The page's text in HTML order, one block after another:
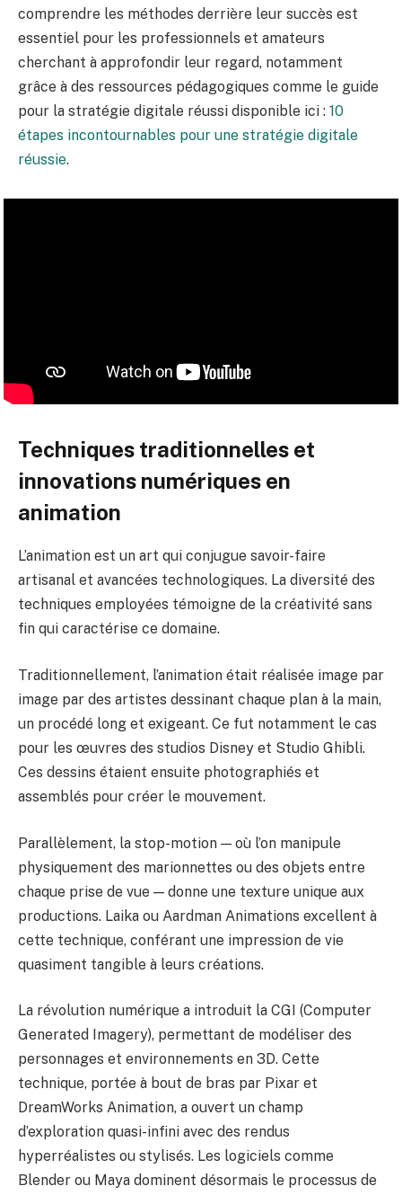
comprendre les méthodes derrière leur succès est
essentiel pour les professionnels et amateurs
cherchant à approfondir leur regard, notamment
grâce à des ressources pédagogiques comme le guide
pour la stratégie digitale réussi disponible ici : 10
étapes incontournables pour une stratégie digitale
réussie.
Techniques traditionnelles et
innovations numériques en
animation
L’animation est un art qui conjugue savoir-faire
artisanal et avancées technologiques. La diversité des
techniques employées témoigne de la créativité sans
fin qui caractérise ce domaine.
Traditionnellement, l’animation était réalisée image par
image par des artistes dessinant chaque plan à la main,
un procédé long et exigeant. Ce fut notamment le cas
pour les œuvres des studios Disney et Studio Ghibli.
Ces dessins étaient ensuite photographiés et
assemblés pour créer le mouvement.
Parallèlement, la stop-motion — où l’on manipule
physiquement des marionnettes ou des objets entre
chaque prise de vue — donne une texture unique aux
productions. Laika ou Aardman Animations excellent à
cette technique, conférant une impression de vie
quasiment tangible à leurs créations.
La révolution numérique a introduit la CGI (Computer
Generated Imagery), permettant de modéliser des
personnages et environnements en 3D. Cette
technique, portée à bout de bras par Pixar et
DreamWorks Animation, a ouvert un champ
d’exploration quasi-infini avec des rendus
hyperréalistes ou stylisés. Les logiciels comme
Blender ou Maya dominent désormais le processus de